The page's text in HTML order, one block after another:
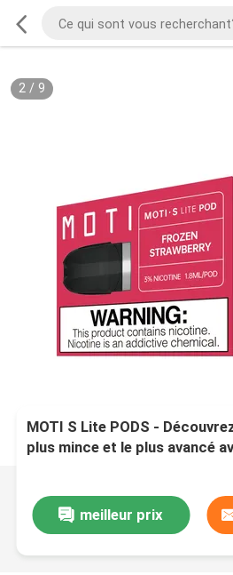
2/ 9
MOTI S Lite PODS -
plus mince et le plus avancé
meilleur prix